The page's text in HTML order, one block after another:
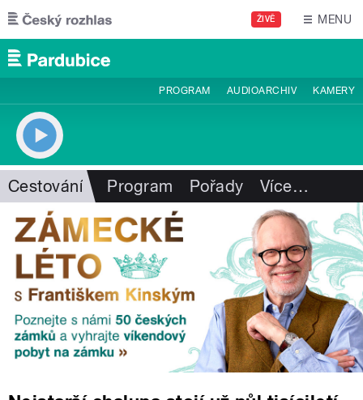
Přejít k hlavnímu obsahu
ŽIVĚ MENU
PROGRAM AUDIOARCHIV KAMERY
Cestování Program Pořady Více…